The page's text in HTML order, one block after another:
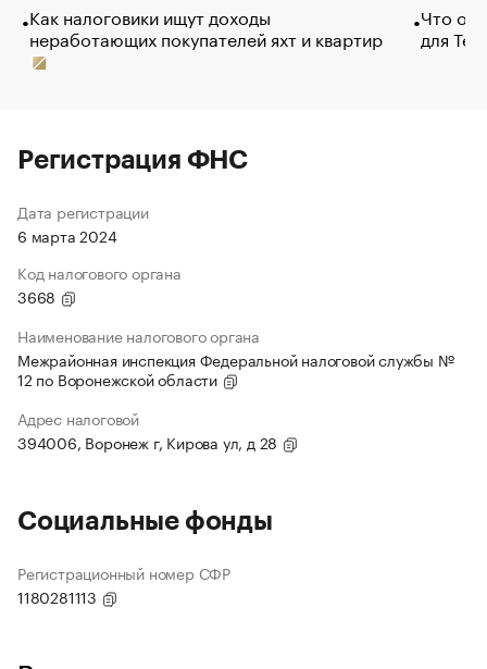
Как налоговики ищут доходы
неработающих покупателей яхт и квартир
Что
для
Регистрация ФНС
Дата регистрации
6 марта 2024
Код налогового органа
3668
Наименование налогового органа
Межрайонная инспекция Федеральной налоговой службы №
12 по Воронежской области
Адрес налоговой
394006, Воронеж г, Кирова ул, д 28
Социальные фонды
Регистрационный номер СФР
1180281113